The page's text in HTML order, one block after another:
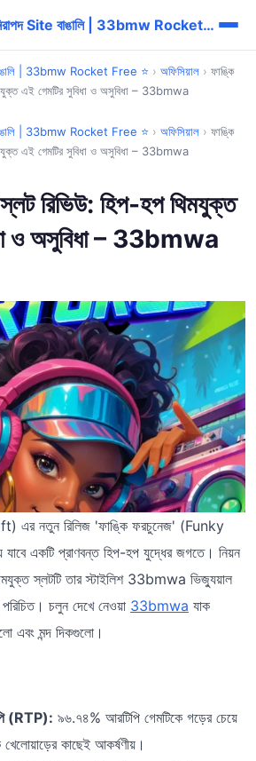
✅ 33bmw - নিরাপদ Site বাঙালি | 33bmw Rocket Free ⭐
| 33bmw Rocket Free ⭐ › অফিসিয়াল › ফাঙ্কি
এই গেমটির সুবিধা ও অসুবিধা – 33bmwa
| 33bmw Rocket Free ⭐ › অফিসিয়াল › ফাঙ্কি
এই গেমটির সুবিধা ও অসুবিধা – 33bmwa
রিভিউ: হিপ-হপ থিমযুক্ত
ও অসুবিধা – 33bmwa
এর নতুন রিলিজ 'ফাঙ্কি ফরচুনেজ' (Funky
একটি প্রাণবন্ত হিপ-হপ যুদ্ধের জগতে। নিয়ন
স্লটটি তার স্টাইলিশ 33bmwa ভিজ্যুয়াল
চলুন দেখে নেওয়া 33bmwa যাক
এবং মন্দ দিকগুলো।
(RTP): ৯৬.৭৪% আরটিপি গেমটিকে গড়ের চেয়ে
কাছেই আকর্ষণীয়।